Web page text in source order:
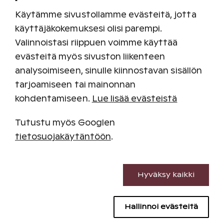
38m2 max.4
Lemmikit sallittu
Lisätietoa
Katso vapaat
Käytämme sivustollamme evästeitä, jotta
käyttäjäkokemuksesi olisi parempi.
Valinnoistasi riippuen voimme käyttää
evästeitä myös sivuston liikenteen
analysoimiseen, sinulle kiinnostavan sisällön
tarjoamiseen tai mainonnan
kohdentamiseen. Lue lisää evästeistä
Tutustu myös Googlen
tietosuojakäytäntöön.
Suorituskyvyn evästeet
Sisällön kohdentamisen evästeet
Hallinnoi evästeitä
Hyväksy kaikki